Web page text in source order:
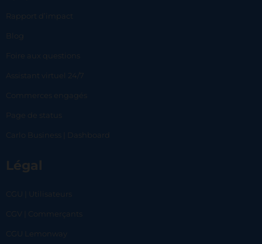
Rapport d’impact
Blog
Foire aux questions
Assistant virtuel 24/7
Commerces engagés
Page de status
Carlo Business | Dashboard
Légal
CGU | Utilisateurs
CGV | Commerçants
CGU Lemonway